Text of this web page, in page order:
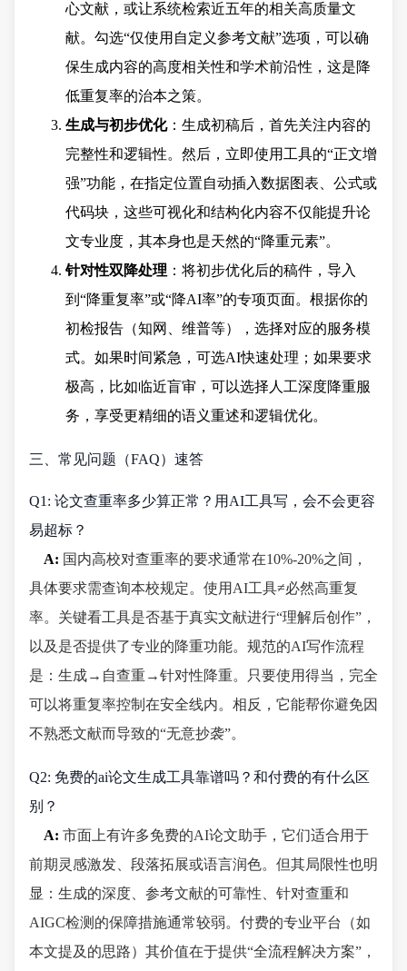
心文献，或让系统检索近五年的相关高质量文
献。勾选“仅使用自定义参考文献”选项，可以确
保生成内容的高度相关性和学术前沿性，这是降
低重复率的治本之策。
生成与初步优化：生成初稿后，首先关注内容的
完整性和逻辑性。然后，立即使用工具的“正文增
强”功能，在指定位置自动插入数据图表、公式或
代码块，这些可视化和结构化内容不仅能提升论
文专业度，其本身也是天然的“降重元素”。
针对性双降处理 ：将初步优化后的稿件，导入
到“降重复率”或“降AI率”的专项页面。根据你的
初检报告（知网、维普等），选择对应的服务模
式。如果时间紧急，可选AI快速处理；如果要求
极高，比如临近盲审，可以选择人工深度降重服
务，享受更精细的语义重述和逻辑优化。
三、常见问题（FAQ）速答
Q1: 论文查重率多少算正常？用AI工具写，会不会更容
易超标？
A: 国内高校对查重率的要求通常在10%-20%之间，
具体要求需查询本校规定。使用AI工具≠必然高重复
率。关键看工具是否基于真实文献进行“理解后创作”，
以及是否提供了专业的降重功能。规范的AI写作流程
是：生成→自查重→针对性降重。只要使用得当，完全
可以将重复率控制在安全线内。相反，它能帮你避免因
不熟悉文献而导致的“无意抄袭”。
Q2: 免费的ai论文生成工具靠谱吗？和付费的有什么区
别？
A: 市面上有许多免费的AI论文助手，它们适合用于
前期灵感激发、段落拓展或语言润色。但其局限性也明
显：生成的深度、参考文献的可靠性、针对查重和
AIGC检测的保障措施通常较弱。付费的专业平台（如
本文提及的思路）其价值在于提供“全流程解决方案”，